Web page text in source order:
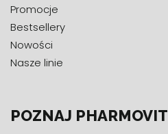
Promocje
Bestsellery
Nowości
Nasze linie
POZNAJ PHARMOVIT